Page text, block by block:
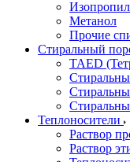
Метанол
Прочие
Стиральный
TAED
Теплоносители
Раствор
Раствор